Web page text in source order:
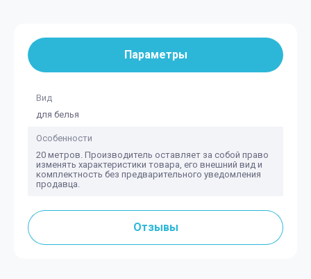
Параметры
Вид
для белья
Особенности
20 метров. Производитель оставляет за собой право
изменять характеристики товара, его внешний вид и
комплектность без предварительного уведомления
продавца.
Отзывы